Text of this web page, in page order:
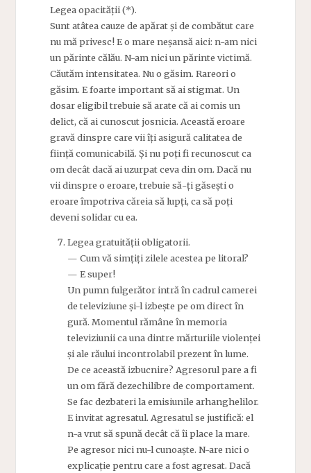
Legea opacității (*).
Sunt atâtea cauze de apărat și de combătut care
nu mă privesc! E o mare neșansă aici: n-am nici
un părinte călău. N-am nici un părinte victimă.
Căutăm intensitatea. Nu o găsim. Rareori o
găsim. E foarte important să ai stigmat. Un
dosar eligibil trebuie să arate că ai comis un
delict, că ai cunoscut josnicia. Această eroare
gravă dinspre care vii îți asigură calitatea de
ființă comunicabilă. Și nu poți fi recunoscut ca
om decât dacă ai uzurpat ceva din om. Dacă nu
vii dinspre o eroare, trebuie să-ți găsești o
eroare împotriva căreia să lupți, ca să poți
deveni solidar cu ea.
Legea gratuității obligatorii.
— Cum vă simțiți zilele acestea pe litoral?
— E super!
Un pumn fulgerător intră în cadrul camerei
de televiziune și-l izbește pe om direct în
gură. Momentul rămâne în memoria
televiziunii ca una dintre mărturiile violenței
și ale răului incontrolabil prezent în lume.
De ce această izbucnire? Agresorul pare a fi
un om fără dezechilibre de comportament.
Se fac dezbateri la emisiunile arhanghelilor.
E invitat agresatul. Agresatul se justifică: el
n-a vrut să spună decât că îi place la mare.
Pe agresor nici nu-l cunoaște. N-are nici o
explicație pentru care a fost agresat. Dacă